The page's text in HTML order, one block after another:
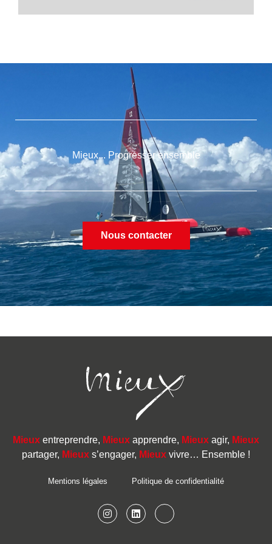
Mieux... Progresser ensemble
Nous contacter
Mieux entreprendre, Mieux apprendre, Mieux agir, Mieux
partager, Mieux s’engager, Mieux vivre… Ensemble !
Mentions légales Politique de confidentialité